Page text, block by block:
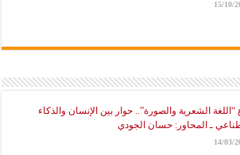
والصورة”.. حوار بين الإنسان والذكاء
حسان الجودي